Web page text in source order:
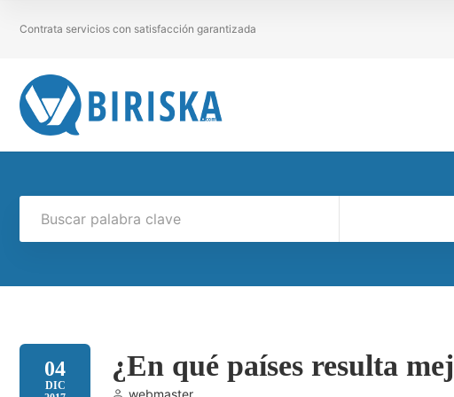
Contrata servicios con satisfacción garantizada
04
DIC
¿En qué países resulta
webmaster